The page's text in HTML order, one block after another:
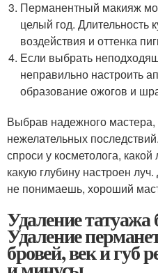
Перманентный макияж
целый год. Длительность
воздействия и оттенка
Если выбрать
неправильно настроить
образование ожогов и
Выбрав надежного
нежелательных
спроси у косметолога,
какую глубину настроен
не понимаешь, хороший
Удаление
Удаление
бровей, век и губ